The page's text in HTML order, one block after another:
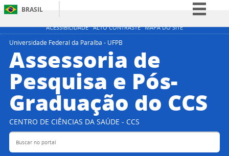
ACESSIBILIDADE ALTO CONTRASTE MAPA DO SITE
BRASIL
Simplifique!
Participe
Acesso à informação
Legislação
Canais
Universidade Federal da Paraíba - UFPB
Assessoria de
Pesquisa e Pós-
Graduação do CCS
CENTRO DE CIÊNCIAS DA SAÚDE - CCS
Buscar no portal